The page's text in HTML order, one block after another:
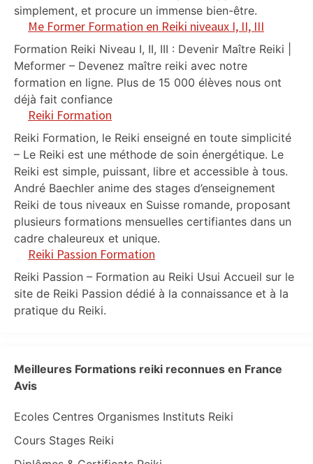
simplement, et procure un immense bien-être.
Me Former Formation en Reiki niveaux I, II, III
Formation Reiki Niveau I, II, III : Devenir Maître Reiki |
Meformer – Devenez maître reiki avec notre
formation en ligne. Plus de 15 000 élèves nous ont
déjà fait confiance
Reiki Formation
Reiki Formation, le Reiki enseigné en toute simplicité
– Le Reiki est une méthode de soin énergétique. Le
Reiki est simple, puissant, libre et accessible à tous.
André Baechler anime des stages d’enseignement
Reiki de tous niveaux en Suisse romande, proposant
plusieurs formations mensuelles certifiantes dans un
cadre chaleureux et unique.
Reiki Passion Formation
Reiki Passion – Formation au Reiki Usui Accueil sur le
site de Reiki Passion dédié à la connaissance et à la
pratique du Reiki.
Meilleures Formations reiki reconnues en France
Avis
Ecoles Centres Organismes Instituts Reiki
Cours Stages Reiki